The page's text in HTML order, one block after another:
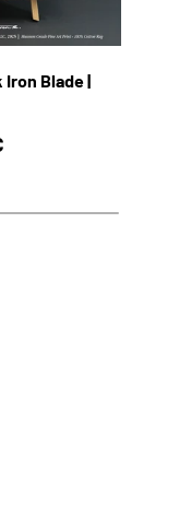
Blade |